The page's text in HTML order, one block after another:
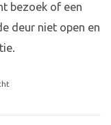
bezoek of een
deur niet open en